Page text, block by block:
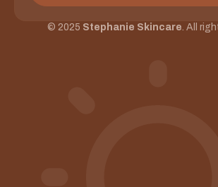
© 2025 Stephanie Skincare. All